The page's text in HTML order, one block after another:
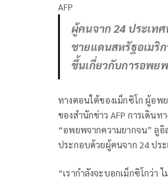
AFP
ผู้คนจาก 24 ประเท
ชายแดนสหรัฐอเมริ
ขึ้นเกี่ยวกับการอพ
ทางตอนใต้ของเม็กซิโก ผู้อพ
ของสำนักข่าว AFP การเดิน
“อพยพจากความยากจน” ลูอิ
ประกอบด้วยผู้คนจาก 24 ปร
“เรากำลังจะบอกเม็กซิโกว่า